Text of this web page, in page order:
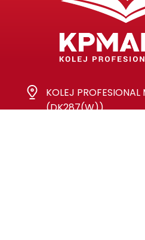
KOLEJ PROFESIONAL
(DK287(W))